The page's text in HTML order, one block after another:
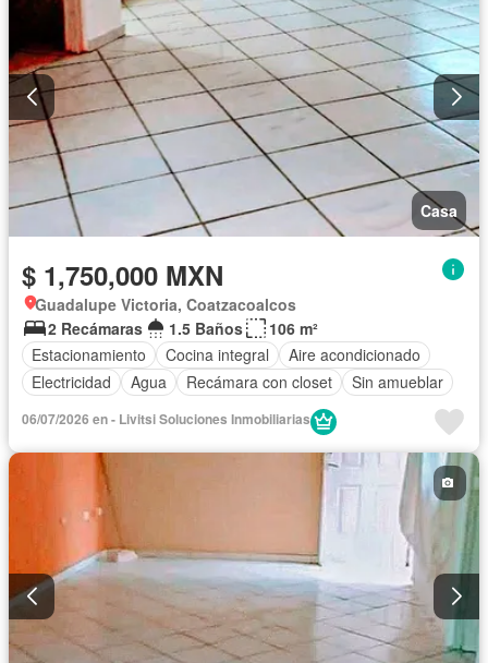
Casa
$ 1,750,000 MXN
Guadalupe Victoria, Coatzacoalcos
2 Recámaras
1.5 Baños
106 m²
Estacionamiento
Cocina integral
Aire acondicionado
Electricidad
Agua Recámara con closet Sin amueblar
06/07/2026 en - Livitsi Soluciones Inmobiliarias